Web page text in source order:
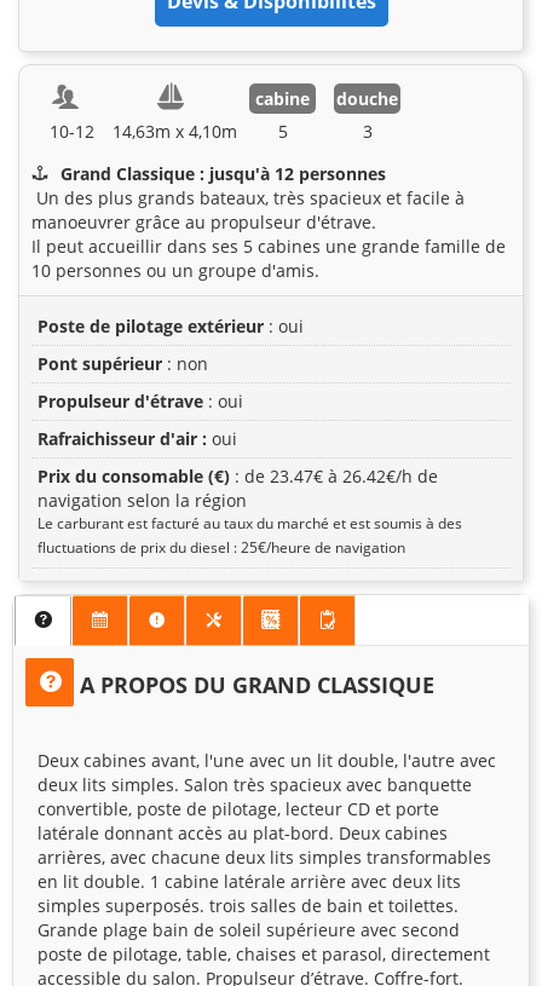
10-12 14,63m x 4,10m
cabine
5
douche
3
Grand Classique : jusqu'à 12 personnes
Un des plus grands bateaux, très spacieux et facile à
manoeuvrer grâce au propulseur d'étrave.
Il peut accueillir dans ses 5 cabines une grande famille de
10 personnes ou un groupe d'amis.
Poste de pilotage extérieur : oui
Pont supérieur : non
Propulseur d'étrave : oui
Rafraichisseur d'air : oui
Prix du consomable (€) : de 23.47€ à 26.42€/h de
navigation selon la région
Le carburant est facturé au taux du marché et est soumis à des
fluctuations de prix du diesel : 25€/heure de navigation
A PROPOS DU GRAND CLASSIQUE
Deux cabines avant, l'une avec un lit double, l'autre avec
deux lits simples. Salon très spacieux avec banquette
convertible, poste de pilotage, lecteur CD et porte
latérale donnant accès au plat-bord. Deux cabines
arrières, avec chacune deux lits simples transformables
en lit double. 1 cabine latérale arrière avec deux lits
simples superposés. trois salles de bain et toilettes.
Grande plage bain de soleil supérieure avec second
poste de pilotage, table, chaises et parasol, directement
accessible du salon. Propulseur d’étrave. Coffre-fort.